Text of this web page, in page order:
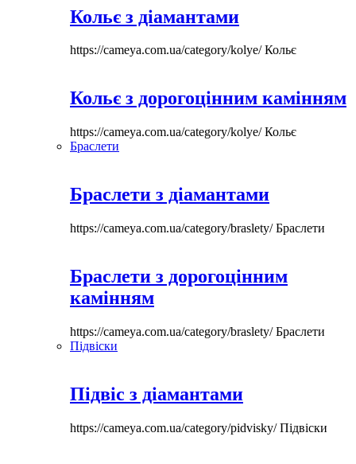
Кольє з діамантами
https://cameya.com.ua/category/kolye/Кольє
Кольє з дорогоцінним камінням
https://cameya.com.ua/category/kolye/Кольє
Браслети
Браслети з діамантами
https://cameya.com.ua/category/braslety/Браслети
Браслети з дорогоцінним
камінням
https://cameya.com.ua/category/braslety/Браслети
Підвіски
Підвіс з діамантами
https://cameya.com.ua/category/pidvisky/Підвіски